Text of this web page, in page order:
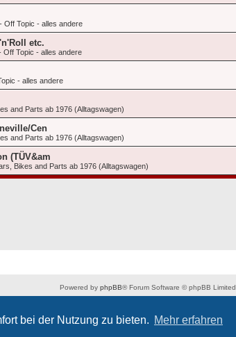
bei der Nutzung zu bieten. Mehr erfahren
Off Topic - alles andere
etc.
Off Topic - alles andere
- alles andere
and Parts ab 1976 (Alltagswagen)
Cen
and Parts ab 1976 (Alltagswagen)
(TÜV&am
Bikes and Parts ab 1976 (Alltagswagen)
Powered by phpBB® Forum Software © phpBB Limited